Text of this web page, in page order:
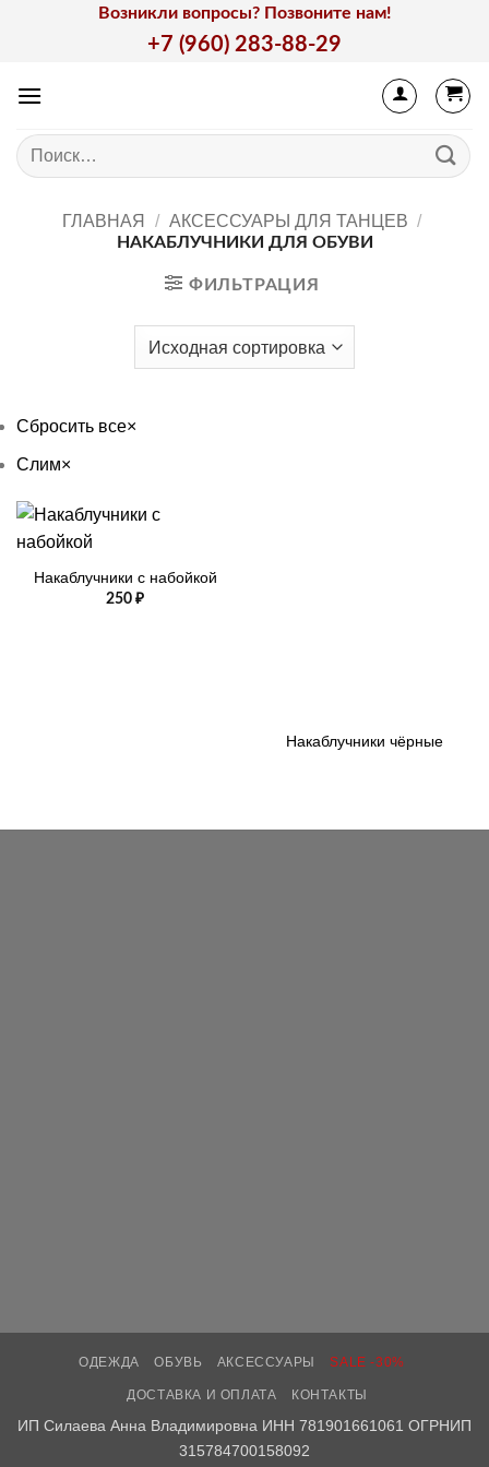
Возникли вопросы? Позвоните нам!
+7 (960) 283-88-29
Искать:
ГЛАВНАЯ / АКСЕССУАРЫ ДЛЯ ТАНЦЕВ /
НАКАБЛУЧНИКИ ДЛЯ ОБУВИ
ФИЛЬТРАЦИЯ
Сбросить все×
Слим×
Накаблучники с набойкой
250 ₽
Накаблучники чёрные
ОДЕЖДА ОБУВЬ АКСЕССУАРЫ SALE -30%
ДОСТАВКА И ОПЛАТА КОНТАКТЫ
ИП Силаева Анна Владимировна ИНН 781901661061 ОГРНИП
315784700158092